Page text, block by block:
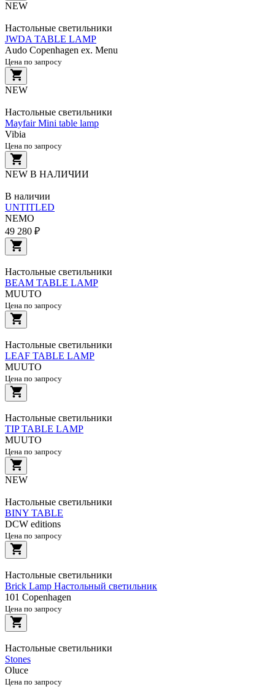
NEW
Настольные светильники
JWDA TABLE LAMP
Audo Copenhagen ex. Menu
Цена по запросу
NEW
Настольные светильники
Mayfair Mini table lamp
Vibia
Цена по запросу
NEW В НАЛИЧИИ
В наличии
UNTITLED
NEMO
49 280 ₽
Настольные светильники
BEAM TABLE LAMP
MUUTO
Цена по запросу
Настольные светильники
LEAF TABLE LAMP
MUUTO
Цена по запросу
Настольные светильники
TIP TABLE LAMP
MUUTO
Цена по запросу
NEW
Настольные светильники
BINY TABLE
DCW editions
Цена по запросу
Настольные светильники
Brick Lamp Настольный светильник
101 Copenhagen
Цена по запросу
Настольные светильники
Stones
Oluce
Цена по запросу